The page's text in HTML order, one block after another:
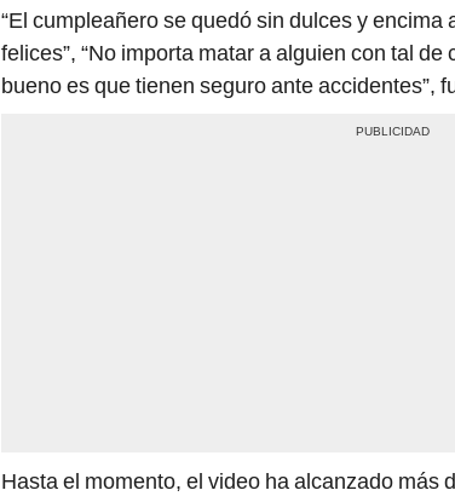
“El cumpleañero se quedó sin dulces y encima
felices”, “No importa matar a alguien con tal de
bueno es que tienen seguro ante accidentes”,
Hasta el momento, el video ha alcanzado más